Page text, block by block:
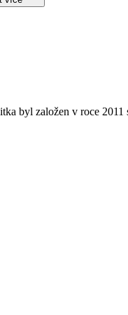
byl založen v roce